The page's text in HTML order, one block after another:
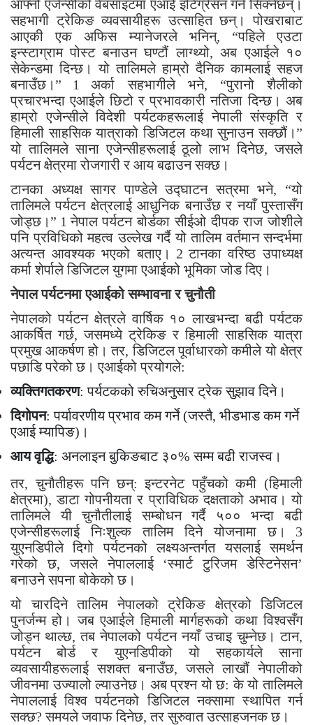
आफ्नो एजेन्सीको वेबसाइटमा एआई इंटिग्रेसन गर्न सिक्नेछन्।
सहभागी ट्रेकिङ व्यवसायीहरू उत्साहित छन्। पोखराबाट
आएकी एक अफिस म्यानेजरले भनिन्, “पहिले एउटा
इन्स्टाग्राम पोस्ट बनाउन घण्टौं लाग्थ्यो, अब एआईले १०
सेकेन्डमा दिन्छ। यो तालिमले हाम्रो दैनिक कामलाई सहज
बनाउँछ।”
1
अर्का सहभागीले भने, “पुरानो शैलीको
प्रचारभन्दा एआईले छिटो र प्रभावकारी नतिजा दिन्छ। अब
हाम्रो एजेन्सीले विदेशी पर्यटकहरूलाई नेपाली संस्कृति र
हिमाली साहसिक यात्राको डिजिटल कथा सुनाउन सक्छौं।”
यो तालिमले साना एजेन्सीहरूलाई ठूलो लाभ दिनेछ, जसले
पर्यटन क्षेत्रमा रोजगारी र आय बढाउन सक्छ।
टानका अध्यक्ष सागर पाण्डेले उद्घाटन सत्रमा भने, “यो
तालिमले पर्यटन क्षेत्रलाई आधुनिक बनाउँछ र नयाँ पुस्तासँग
जोड्छ।” 1 नेपाल पर्यटन बोर्डका सीईओ दीपक राज जोशीले
पनि प्रविधिको महत्व उल्लेख गर्दै यो तालिम वर्तमान सन्दर्भमा
अत्यन्त आवश्यक भएको बताए। 2 टानका वरिष्ठ उपाध्यक्ष
कर्मा शेर्पाले डिजिटल युगमा एआईको भूमिका जोड दिए।
नेपाल पर्यटनमा एआईको सम्भावना र चुनौती
नेपालको पर्यटन क्षेत्रले वार्षिक १० लाखभन्दा बढी पर्यटक
आकर्षित गर्छ, जसमध्ये ट्रेकिङ र हिमाली साहसिक यात्रा
प्रमुख आकर्षण हो। तर, डिजिटल पूर्वाधारको कमीले यो क्षेत्र
पछाडि परेको छ। एआईको प्रयोगले:
व्यक्तिगतकरण: पर्यटकको रुचिअनुसार ट्रेक सुझाव दिने।
दिगोपन: पर्यावरणीय प्रभाव कम गर्ने (जस्तै, भीडभाड कम गर्ने
एआई म्यापिङ)।
आय वृद्धि: अनलाइन बुकिङबाट ३०% सम्म बढी राजस्व।
तर, चुनौतीहरू पनि छन्: इन्टरनेट पहुँचको कमी (हिमाली
क्षेत्रमा), डाटा गोपनीयता र प्राविधिक दक्षताको अभाव। यो
तालिमले यी चुनौतीलाई सम्बोधन गर्दै ५०० भन्दा बढी
एजेन्सीहरूलाई निःशुल्क तालिम दिने योजनामा छ।
3
युएनडिपीले दिगो पर्यटनको लक्ष्यअन्तर्गत यसलाई समर्थन
गरेको छ, जसले नेपाललाई ‘स्मार्ट टुरिजम डेस्टिनेसन’
बनाउने सपना बोकेको छ।
यो चारदिने तालिम नेपालको ट्रेकिङ क्षेत्रको डिजिटल
पुनर्जन्म हो। जब एआईले हिमाली मार्गहरूको कथा विश्वसँग
जोड्न थाल्छ, तब नेपालको पर्यटन नयाँ उचाइ चुम्नेछ। टान,
पर्यटन बोर्ड र युएनडिपीको यो सहकार्यले साना
व्यवसायीहरूलाई सशक्त बनाउँछ, जसले लाखौं नेपालीको
जीवनमा उज्यालो ल्याउनेछ। अब प्रश्न यो छ: के यो तालिमले
नेपाललाई विश्व पर्यटनको डिजिटल नक्सामा स्थापित गर्न
सक्छ? समयले जवाफ दिनेछ, तर सुरुवात उत्साहजनक छ।